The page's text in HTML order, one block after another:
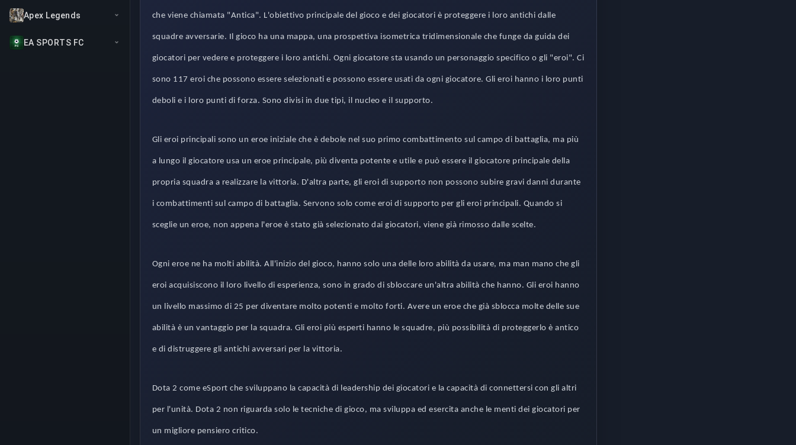
Apex Legends
EA SPORTS FC
che viene chiamata "Antica". L'obiettivo principale del gioco e dei giocatori è proteggere i loro antichi dalle
squadre avversarie. Il gioco ha una mappa, una prospettiva isometrica tridimensionale che funge da guida dei
giocatori per vedere e proteggere i loro antichi. Ogni giocatore sta usando un personaggio specifico o gli "eroi". Ci
sono 117 eroi che possono essere selezionati e possono essere usati da ogni giocatore. Gli eroi hanno i loro punti
deboli e i loro punti di forza. Sono divisi in due tipi, il nucleo e il supporto.
Gli eroi principali sono un eroe iniziale che è debole nel suo primo combattimento sul campo di battaglia, ma più
a lungo il giocatore usa un eroe principale, più diventa potente e utile e può essere il giocatore principale della
propria squadra a realizzare la vittoria. D'altra parte, gli eroi di supporto non possono subire gravi danni durante
i combattimenti sul campo di battaglia. Servono solo come eroi di supporto per gli eroi principali. Quando si
sceglie un eroe, non appena l'eroe è stato già selezionato dai giocatori, viene già rimosso dalle scelte.
Ogni eroe ne ha molti abilità. All'inizio del gioco, hanno solo una delle loro abilità da usare, ma man mano che gli
eroi acquisiscono il loro livello di esperienza, sono in grado di sbloccare un'altra abilità che hanno. Gli eroi hanno
un livello massimo di 25 per diventare molto potenti e molto forti. Avere un eroe che già sblocca molte delle sue
abilità è un vantaggio per la squadra. Gli eroi più esperti hanno le squadre, più possibilità di proteggerlo è antico
e di distruggere gli antichi avversari per la vittoria.
Dota 2 come eSport che sviluppano la capacità di leadership dei giocatori e la capacità di connettersi con gli altri
per l'unità. Dota 2 non riguarda solo le tecniche di gioco, ma sviluppa ed esercita anche le menti dei giocatori per
un migliore pensiero critico.